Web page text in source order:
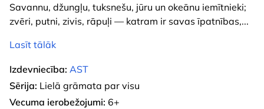
Savannu, džungļu, tuksnešu, jūru un okeānu iemītnieki;
zvēri, putni, zivis, rāpuļi — katram ir savas īpatnības,...
Lasīt tālāk
Izdevniecība: AST
Sērija: Lielā grāmata par visu
Vecuma ierobežojumi: 6+